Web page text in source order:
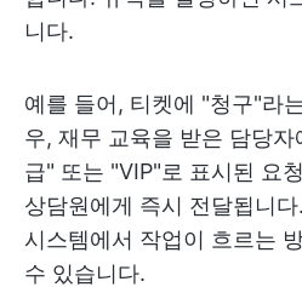
니다.
예를 들어, 티켓에 "청구"라
우, 재무 교육을 받은 담당
급" 또는 "VIP"로 표시된 요
상담원에게 즉시 전달됩니
시스템에서 작업이 흐르는
수 있습니다.